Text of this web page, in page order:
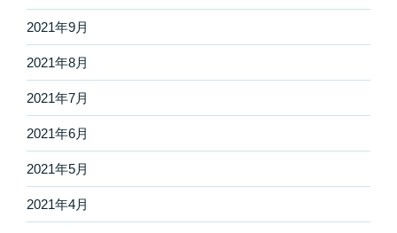
2021年9月
2021年8月
2021年7月
2021年6月
2021年5月
2021年4月